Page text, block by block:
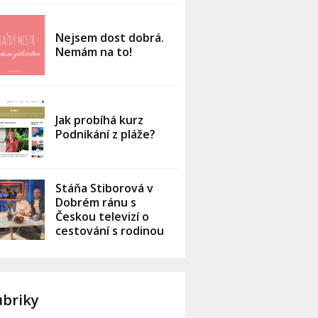
Nejsem dost dobrá.
Nemám na to!
Jak probíhá kurz
Podnikání z pláže?
Stáňa Stiborová v
Dobrém ránu s
Českou televizí o
cestování s rodinou